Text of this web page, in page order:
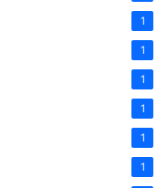
1
1
1
1
1
1